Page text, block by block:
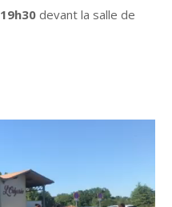
19h30 devant la salle de